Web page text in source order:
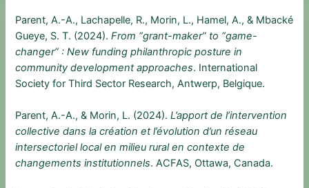
Parent, A.-A., Lachapelle, R., Morin, L., Hamel, A., & Mbacké
Gueye, S. T. (2024).From “grant-maker” to “game-
changer” : New funding philanthropic posture in
community development approaches. International
Society for Third Sector Research, Antwerp, Belgique.
Parent, A.-A., & Morin, L. (2024).L’apport de l’intervention
collective dans la création et l’évolution d’un réseau
intersectoriel local en milieu rural en contexte de
changements institutionnels. ACFAS, Ottawa, Canada.